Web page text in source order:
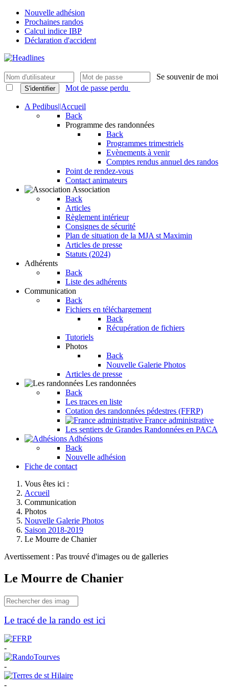
Nouvelle adhésion
Prochaines randos
Calcul indice IBP
Déclaration d'accident
Se souvenir de moi
S'identifier Mot de passe perdu
A Pedibus||Accueil
Back
Programme des randonnées
Back
Programmes trimestriels
Evènements à venir
Comptes rendus annuel des randos
Point de rendez-vous
Contact animateurs
Association
Back
Articles
Règlement intérieur
Consignes de sécurité
Plan de situation de la MJA st Maximin
Articles de presse
Statuts (2024)
Adhérents
Back
Liste des adhérents
Communication
Back
Fichiers en téléchargement
Back
Récupération de fichiers
Tutoriels
Photos
Back
Nouvelle Galerie Photos
Articles de presse
Les randonnées
Back
Les traces en liste
Cotation des randonnées pédestres (FFRP)
France administrative
Les sentiers de Grandes Randonnées en PACA
Adhésions
Back
Nouvelle adhésion
Fiche de contact
Vous êtes ici :
Accueil
Communication
Photos
Nouvelle Galerie Photos
Saison 2018-2019
Le Mourre de Chanier
Avertissement : Pas trouvé d'images ou de galleries
Le Mourre de Chanier
Le tracé de la rando est ici
-
-
-